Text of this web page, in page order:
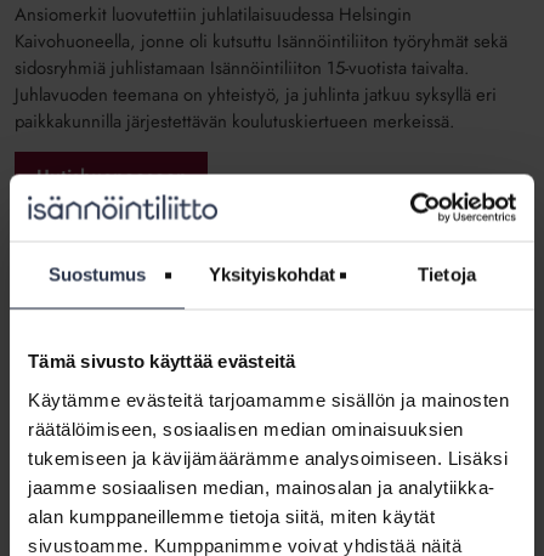
Suostumus Yksityiskohdat Tietoja
Tämä sivusto käyttää evästeitä
Käytämme evästeitä tarjoamamme sisällön ja mainosten
räätälöimiseen, sosiaalisen median ominaisuuksien
tukemiseen ja kävijämäärämme analysoimiseen. Lisäksi
jaamme sosiaalisen median, mainosalan ja analytiikka-
alan kumppaneillemme tietoja siitä, miten käytät
sivustoamme. Kumppanimme voivat yhdistää näitä
Ansiomerkit luovutettiin juhlatilaisuudessa Helsingin
Kaivohuoneella, jonne oli kutsuttu Isännöintiliiton työryhmät sekä
sidosryhmiä juhlistamaan Isännöintiliiton 15-vuotista taivalta.
Juhlavuoden teemana on yhteistyö, ja juhlinta jatkuu syksyllä eri
paikkakunnilla järjestettävän koulutuskiertueen merkeissä.
Uutishuoneeseen
Isännöintiliiton
ansiomerkit